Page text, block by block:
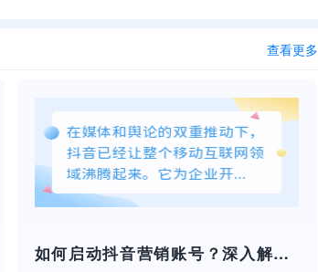
查看更多
如何启动抖音营销账号？深入解析抖音营销策略